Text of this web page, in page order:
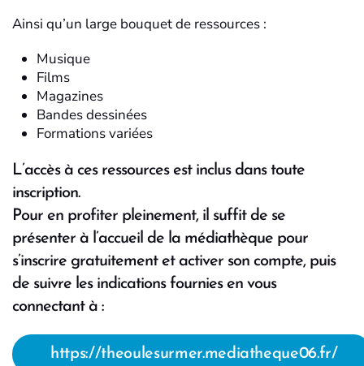
Ainsi qu’un large bouquet de ressources :
Musique
Films
Magazines
Bandes dessinées
Formations variées
L’accès à ces ressources est inclus dans toute
inscription.
Pour en profiter pleinement, il suffit de se
présenter à l’accueil de la médiathèque pour
s’inscrire gratuitement et activer son compte, puis
de suivre les indications fournies en vous
connectant à :
https://theoulesurmer.mediatheque06.fr/